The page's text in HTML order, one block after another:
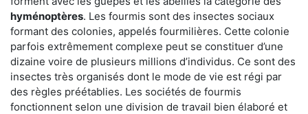
hyménoptères. Les fourmis sont des insectes sociaux
formant des colonies, appelés fourmilières. Cette colonie
parfois extrêmement complexe peut se constituer d’une
dizaine voire de plusieurs millions d’individus. Ce sont des
insectes très organisés dont le mode de vie est régi par
des règles préétablies. Les sociétés de fourmis
fonctionnent selon une division de travail bien élaboré et